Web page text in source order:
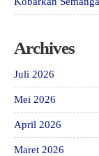
Archives
Juli 2026
Mei 2026
April 2026
Maret 2026